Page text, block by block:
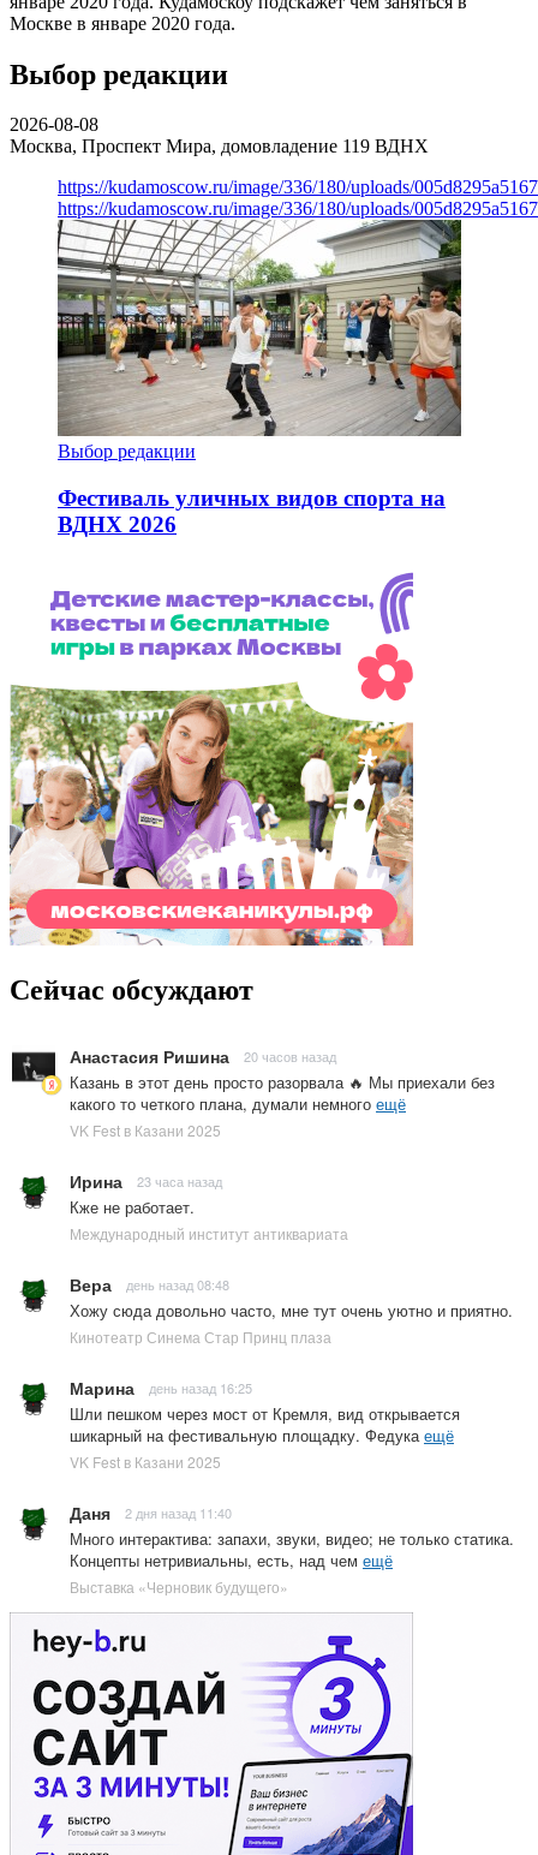
Москве в январе 2020 года.
Выбор редакции
2026-08-08
Москва, Проспект Мира, домовладение 119 ВДНХ
https://kudamoscow.ru/image/336/180/uploads/
https://kudamoscow.ru/image/336/180/uploads/
Выбор редакции
Фестиваль уличных видов спорта на
ВДНХ 2026
Сейчас обсуждают
Анастасия Ришина 20 часов назад
Казань в этот день просто разорвала 🔥 Мы приехали без
какого то четкого плана, думали немного ещё
VK Fest в Казани 2025
Ирина 23 часа назад
Кже не работает.
Международный институт антиквариата
Вера день назад 08:48
Хожу сюда довольно часто, мне тут очень уютно и приятно.
Кинотеатр Синема Стар Принц плаза
Марина день назад 16:25
Шли пешком через мост от Кремля, вид открывается
шикарный на фестивальную площадку. Федука ещё
VK Fest в Казани 2025
Даня 2 дня назад 11:40
Много интерактива: запахи, звуки, видео; не только статика.
Концепты нетривиальны, есть, над чем ещё
Выставка «Черновик будущего»